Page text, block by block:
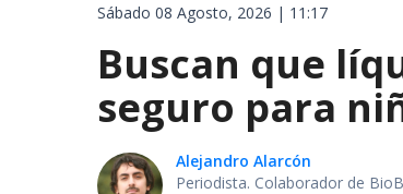
Sábado 08 Agosto, 2026 | 11:17
Buscan que
seguro para
Alejandro Alarcón
Periodista. Colaborador de